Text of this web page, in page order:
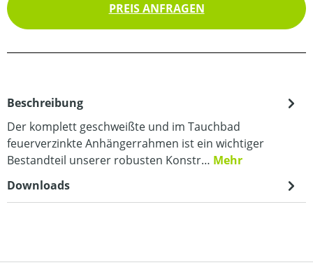
PREIS ANFRAGEN
Beschreibung
Der komplett geschweißte und im Tauchbad
feuerverzinkte Anhängerrahmen ist ein wichtiger
Bestandteil unserer robusten Konstr… Mehr
Downloads